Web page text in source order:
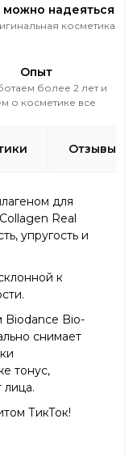
можно надеяться
косметика
Опыт
более 2 лет и
о косметике все
Отзывы
для
Real
упругость и
к
Biodance Bio-
снимает
тонус,
лица.
ТикТок!